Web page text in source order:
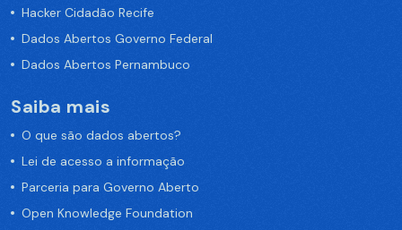
Hacker Cidadão Recife
Dados Abertos Governo Federal
Dados Abertos Pernambuco
Saiba mais
O que são dados abertos?
Lei de acesso a informação
Parceria para Governo Aberto
Open Knowledge Foundation